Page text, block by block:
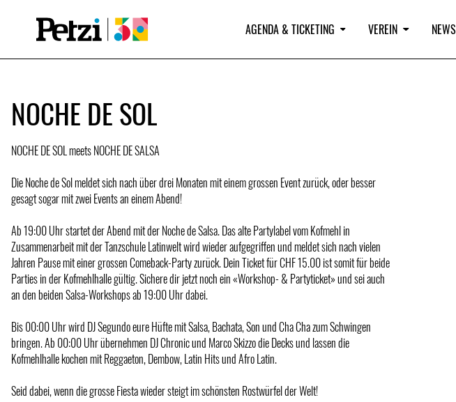
AGENDA & TICKETING VEREIN NEWS
NOCHE DE SOL
NOCHE DE SOL meets NOCHE DE SALSA
Die Noche de Sol meldet sich nach über drei Monaten mit einem grossen Event zurück, oder besser
gesagt sogar mit zwei Events an einem Abend!
Ab 19:00 Uhr startet der Abend mit der Noche de Salsa. Das alte Partylabel vom Kofmehl in
Zusammenarbeit mit der Tanzschule Latinwelt wird wieder aufgegriffen und meldet sich nach vielen
Jahren Pause mit einer grossen Comeback-Party zurück. Dein Ticket für CHF 15.00 ist somit für beide
Parties in der Kofmehlhalle gültig. Sichere dir jetzt noch ein «Workshop- & Partyticket» und sei auch
an den beiden Salsa-Workshops ab 19:00 Uhr dabei.
Bis 00:00 Uhr wird DJ Segundo eure Hüfte mit Salsa, Bachata, Son und Cha Cha zum Schwingen
bringen. Ab 00:00 Uhr übernehmen DJ Chronic und Marco Skizzo die Decks und lassen die
Kofmehlhalle kochen mit Reggaeton, Dembow, Latin Hits und Afro Latin.
Seid dabei, wenn die grosse Fiesta wieder steigt im schönsten Rostwürfel der Welt!